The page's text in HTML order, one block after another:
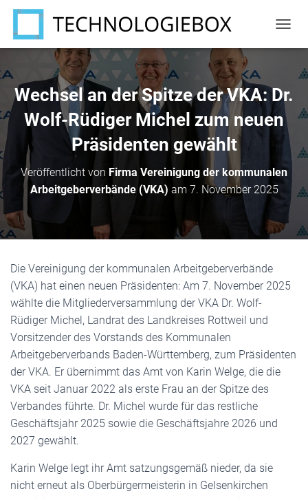
A
A
T
I
M
A
N
Wechsel an der Spitze der VKA: Dr.
Wolf-Rüdiger Michel zum neuen
Präsidenten gewählt
Veröffentlicht von Firma Vereinigung der kommunalen
Arbeitgeberverbände (VKA) am 7. November 2025
Die Vereinigung der kommunalen Arbeitgeberverbände
(VKA) hat einen neuen Präsidenten: Am 7. November 2025
wählte die Mitgliederversammlung der VKA Dr. Wolf-
Rüdiger Michel, Landrat des Landkreises Rottweil und
Vorsitzender des Vorstands des Kommunalen
Arbeitgeberverbands Baden-Württemberg, zum Präsidenten
der VKA. Er übernimmt das Amt von Karin Welge, die die
VKA seit Januar 2022 als erste Frau an der Spitze des
Verbandes führte. Dr. Michel wurde für das restliche
Geschäftsjahr 2025 sowie die Geschäftsjahre 2026 und
2027 gewählt.
Karin Welge legt ihr Amt satzungsgemäß nieder, da sie
nicht erneut als Oberbürgermeisterin in Gelsenkirchen